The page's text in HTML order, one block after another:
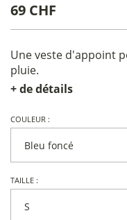
69 CHF
Une veste d'appoint
pluie.
+ de détails
COULEUR :
TAILLE :